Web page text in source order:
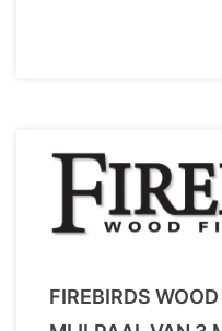
FIREBIRDS